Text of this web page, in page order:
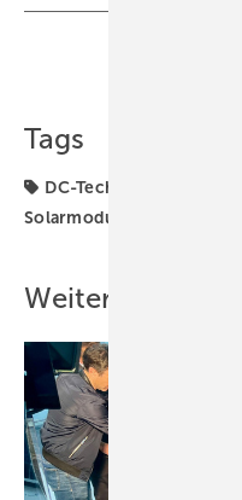
Tags
DC-Technik
Solarmodule
Weitere Inhalte